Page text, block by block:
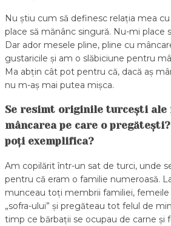
Nu știu cum să definesc relația mea
place să mănânc singură. Nu-mi place
Dar ador mesele pline, pline cu
gustaricile și am o slăbiciune pentru
Ma abțin cât pot pentru că, dacă aș
nu m-aș mai putea mișca.
Se resimt originile turcești
mâncarea pe care o pregătești?
poți exemplifica?
Am copilărit într-un sat de turci, unde
pentru că eram o familie numeroasă.
munceau toți membrii familiei, femeile
„sofra-ului” și pregăteau tot felul de
timp ce bărbații se ocupau de carne și